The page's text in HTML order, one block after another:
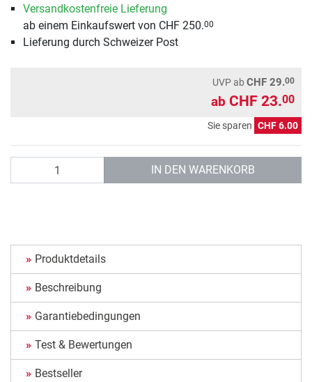
Versandkostenfreie Lieferung
ab einem Einkaufswert von CHF 250.00
Lieferung durch Schweizer Post
UVPab CHF 29.00
ab CHF 23.00
Sie sparen CHF 6.00
IN DEN WARENKORB
Produktdetails
Beschreibung
Garantiebedingungen
Test & Bewertungen
Bestseller